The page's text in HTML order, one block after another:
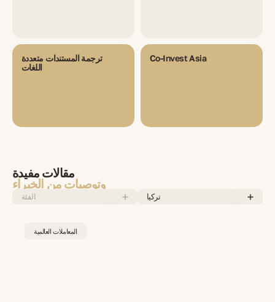
ترجمة المستندات متعددة
اللغات
Co-Invest Asia
مقالات مفيدة
وتوصيات من الخبراء
الفئة تركيا
المعاملات العالمية